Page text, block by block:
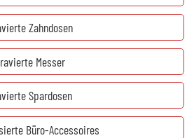
Zahndosen
Messer
Spardosen
Büro-Accessoires